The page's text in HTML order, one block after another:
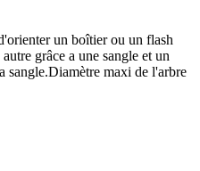
un boîtier ou un flash
grâce a une sangle et un
sangle.Diamètre maxi de l'arbre